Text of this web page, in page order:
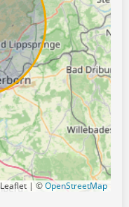
Leaflet | ©OpenStreetMap